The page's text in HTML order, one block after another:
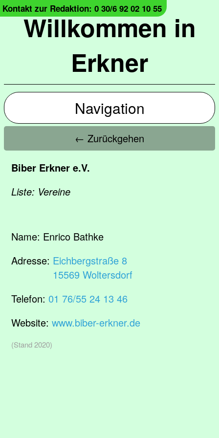
Willkommen in
Erkner
Kontakt zur Redaktion: 0 30/6 92 02 10 55
Navigation
← Zurückgehen
Biber Erkner e.V.
Liste: Vereine
Name: Enrico Bathke
Adresse: Eichbergstraße 8
15569 Woltersdorf
Telefon: 01 76/55 24 13 46
Website: www.biber-erkner.de
(Stand 2020)